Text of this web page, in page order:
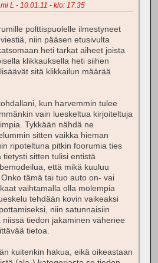
L - 10.01.11 - klo: 17.35
polttispuolelle ilmestyneet
niin pääsen etusivulta
heti tarkat aiheet joista
klikkauksella heti siihen
sitä klikkailun määrää
kun harvemmin tulee
vain lueskeltua kirjoiteltuja
Tykkään nähdä ne
sitten vaikka hieman
ripoteltuna pitkin foorumia ties
tietysti sitten tulisi entistä
että mikä kuuluu
tämä tai tuo auto on- vai
vaihtamalla olla molempia
tehdään kovin vaikeaksi
niin satunnaisiin
tiedon jakaminen vähenee
tietoa.
kuitenkin hakua, eikä oikeastaan